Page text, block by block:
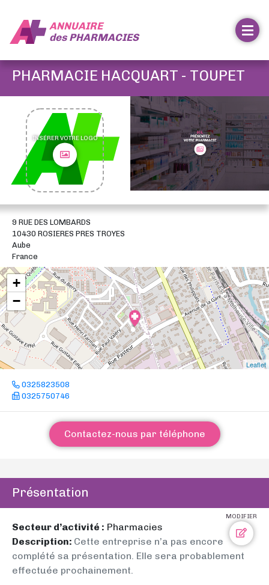
ANNUAIRE
desPHARMACIES
PHARMACIE HACQUART - TOUPET
INSÉRER VOTRE LOGO
9 RUE DES LOMBARDS
10430 ROSIERES PRES TROYES
Aube
France
+
−
Leaflet
0325823508
0325750746
Contactez-nous par téléphone
Présentation
MODIFIER
Secteur d’activité : Pharmacies
Description: Cette entreprise n’a pas encore
complété sa présentation. Elle sera probablement
effectuée prochainement.